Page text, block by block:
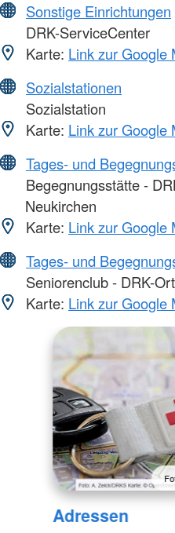
Sonstige Einrichtungen
DRK-ServiceCenter
Karte: Link zur Google
Sozialstationen
Sozialstation
Karte: Link zur Google
Tages- und
Begegnungsstätte -
Neukirchen
Karte: Link zur Google
Tages- und
Seniorenclub - DRK-
Karte: Link zur Google
Adressen